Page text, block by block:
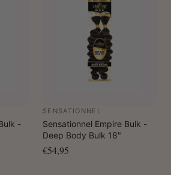
-
SENSATIONNEL
Sensationnel Empire Bulk -
Deep Body Bulk 18"
€54,95